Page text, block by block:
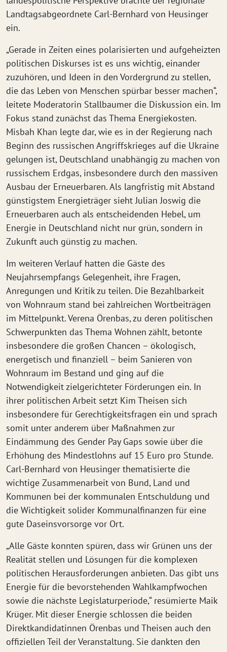
Landtagsabgeordnete Carl-Bernhard von Heusinger
ein.
„Gerade in Zeiten eines polarisierten und aufgeheizten
politischen Diskurses ist es uns wichtig, einander
zuzuhören, und Ideen in den Vordergrund zu stellen,
die das Leben von Menschen spürbar besser machen“,
leitete Moderatorin Stallbaumer die Diskussion ein. Im
Fokus stand zunächst das Thema Energiekosten.
Misbah Khan legte dar, wie es in der Regierung nach
Beginn des russischen Angriffskrieges auf die Ukraine
gelungen ist, Deutschland unabhängig zu machen von
russischem Erdgas, insbesondere durch den massiven
Ausbau der Erneuerbaren. Als langfristig mit Abstand
günstigstem Energieträger sieht Julian Joswig die
Erneuerbaren auch als entscheidenden Hebel, um
Energie in Deutschland nicht nur grün, sondern in
Zukunft auch günstig zu machen.
Im weiteren Verlauf hatten die Gäste des
Neujahrsempfangs Gelegenheit, ihre Fragen,
Anregungen und Kritik zu teilen. Die Bezahlbarkeit
von Wohnraum stand bei zahlreichen Wortbeiträgen
im Mittelpunkt. Verena Örenbas, zu deren politischen
Schwerpunkten das Thema Wohnen zählt, betonte
insbesondere die großen Chancen – ökologisch,
energetisch und finanziell – beim Sanieren von
Wohnraum im Bestand und ging auf die
Notwendigkeit zielgerichteter Förderungen ein. In
ihrer politischen Arbeit setzt Kim Theisen sich
insbesondere für Gerechtigkeitsfragen ein und sprach
somit unter anderem über Maßnahmen zur
Eindämmung des Gender Pay Gaps sowie über die
Erhöhung des Mindestlohns auf 15 Euro pro Stunde.
Carl-Bernhard von Heusinger thematisierte die
wichtige Zusammenarbeit von Bund, Land und
Kommunen bei der kommunalen Entschuldung und
die Wichtigkeit solider Kommunalfinanzen für eine
gute Daseinsvorsorge vor Ort.
„Alle Gäste konnten spüren, dass wir Grünen uns der
Realität stellen und Lösungen für die komplexen
politischen Herausforderungen anbieten. Das gibt uns
Energie für die bevorstehenden Wahlkampfwochen
sowie die nächste Legislaturperiode,“ resümierte Maik
Krüger. Mit dieser Energie schlossen die beiden
Direktkandidatinnen Örenbas und Theisen auch den
offiziellen Teil der Veranstaltung. Sie dankten den